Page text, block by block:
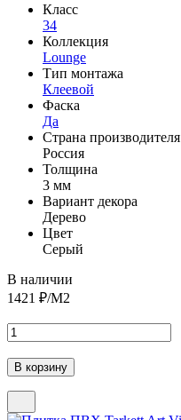
Класс
34
Коллекция
Lounge
Тип монтажа
Клеевой
Фаска
Да
Страна производителя
Россия
Толщина
3 мм
Вариант декора
Дерево
Цвет
Серый
В наличии
1421 ₽/М2